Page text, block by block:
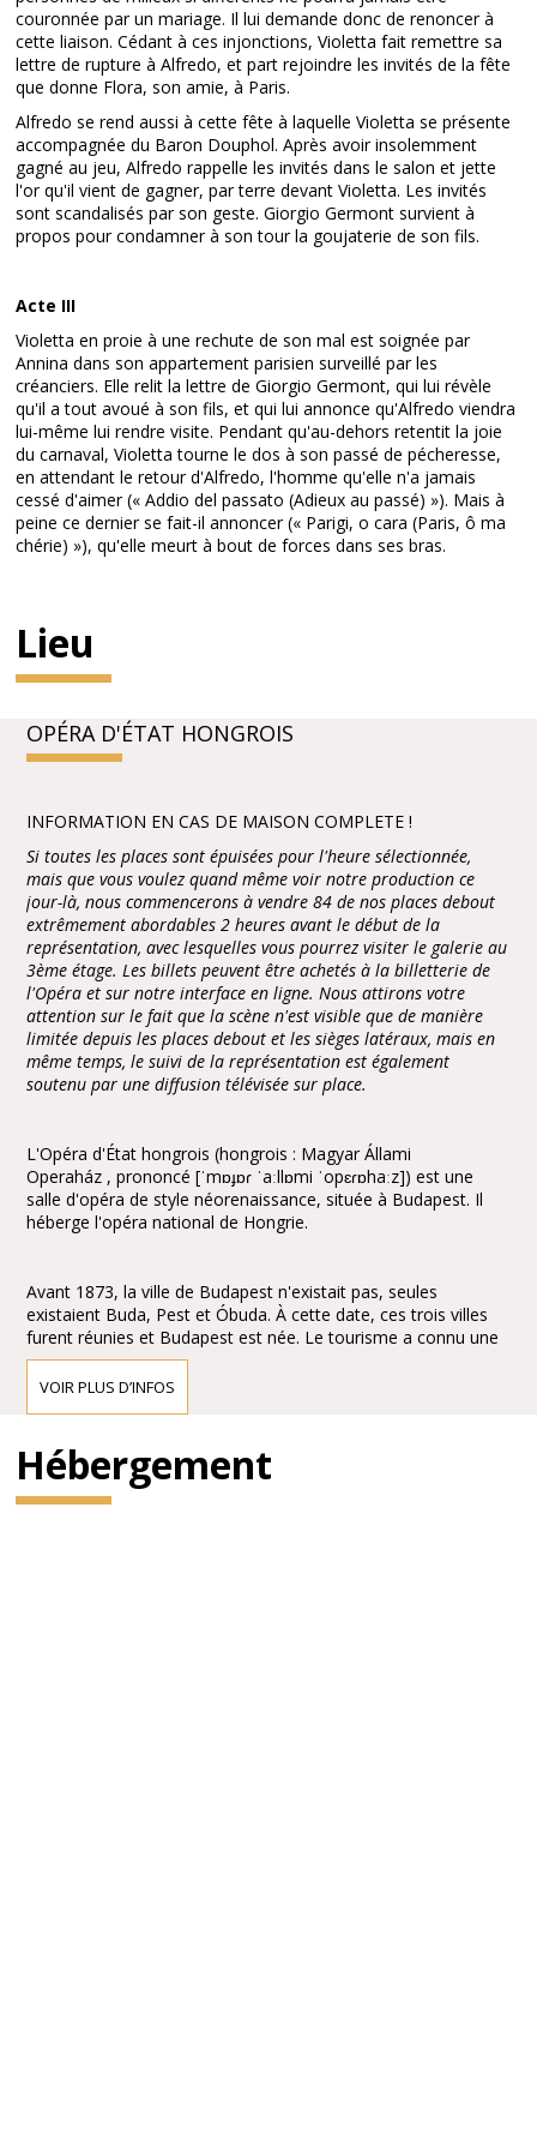
couronnée par un mariage. Il lui demande donc de renoncer à
cette liaison. Cédant à ces injonctions, Violetta fait remettre sa
lettre de rupture à Alfredo, et part rejoindre les invités de la fête
que donne Flora, son amie, à Paris.
Alfredo se rend aussi à cette fête à laquelle Violetta se présente
accompagnée du Baron Douphol. Après avoir insolemment
gagné au jeu, Alfredo rappelle les invités dans le salon et jette
l'or qu'il vient de gagner, par terre devant Violetta. Les invités
sont scandalisés par son geste. Giorgio Germont survient à
propos pour condamner à son tour la goujaterie de son fils.
Acte III
Violetta en proie à une rechute de son mal est soignée par
Annina dans son appartement parisien surveillé par les
créanciers. Elle relit la lettre de Giorgio Germont, qui lui révèle
qu'il a tout avoué à son fils, et qui lui annonce qu'Alfredo viendra
lui-même lui rendre visite. Pendant qu'au-dehors retentit la joie
du carnaval, Violetta tourne le dos à son passé de pécheresse,
en attendant le retour d'Alfredo, l'homme qu'elle n'a jamais
cessé d'aimer (« Addio del passato (Adieux au passé) »). Mais à
peine ce dernier se fait-il annoncer (« Parigi, o cara (Paris, ô ma
chérie) »), qu'elle meurt à bout de forces dans ses bras.
Lieu
OPÉRA D'ÉTAT HONGROIS
INFORMATION EN CAS DE MAISON COMPLETE !
Si toutes les places sont épuisées pour l'heure sélectionnée,
mais que vous voulez quand même voir notre production ce
jour-là, nous commencerons à vendre 84 de nos places debout
extrêmement abordables 2 heures avant le début de la
représentation, avec lesquelles vous pourrez visiter le galerie au
3ème étage. Les billets peuvent être achetés à la billetterie de
l'Opéra et sur notre interface en ligne. Nous attirons votre
attention sur le fait que la scène n'est visible que de manière
limitée depuis les places debout et les sièges latéraux, mais en
même temps, le suivi de la représentation est également
soutenu par une diffusion télévisée sur place.
L'Opéra d'État hongrois (hongrois : Magyar Állami
Operaház , prononcé [ˈmɒɟɒɾ ˈaːllɒmi ˈopɛɾɒhaːz]) est une
salle d'opéra de style néorenaissance, située à Budapest. Il
héberge l'opéra national de Hongrie.
Avant 1873, la ville de Budapest n'existait pas, seules
existaient Buda, Pest et Óbuda. À cette date, ces trois villes
furent réunies et Budapest est née. Le tourisme a connu une
expansion considérable entraînant la construction de cafés et
de restaurants. La nécessité d'une salle d'opéra s'est
L'empereur François-Joseph d'Autriche-Hongrie confie
à Miklós Ybl, un des architectes hongrois le plus coté
VOIR PLUS D’INFOS
Hébergement